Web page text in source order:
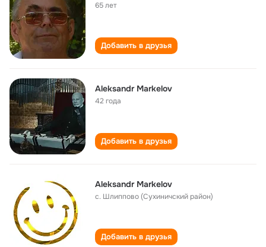
65 лет
Добавить в друзья
Aleksandr Markelov
42 года
Добавить в друзья
Aleksandr Markelov
с. Шлиппово (Сухиничский район)
Добавить в друзья